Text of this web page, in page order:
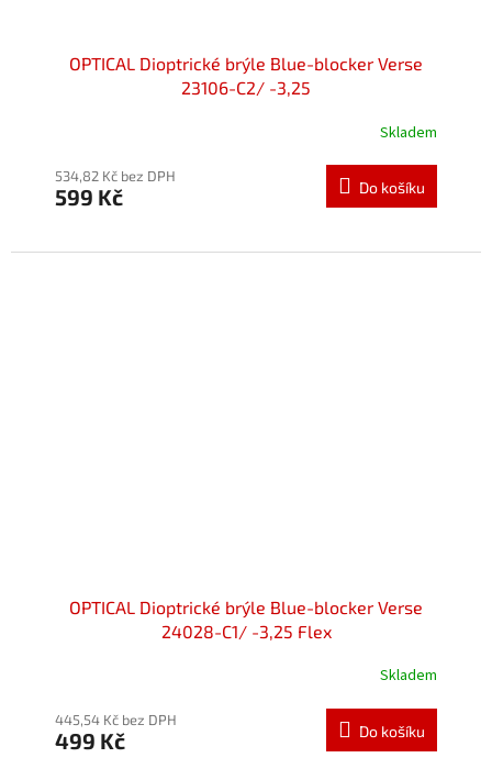
OPTICAL Dioptrické brýle Blue-blocker Verse
23106-C2/ -3,25
Skladem
534,82 Kč bez DPH
599 Kč Do košíku
OPTICAL Dioptrické brýle Blue-blocker Verse
24028-C1/ -3,25 Flex
Skladem
445,54 Kč bez DPH
499 Kč Do košíku